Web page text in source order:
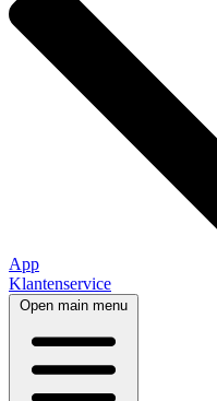
App
Klantenservice
Open main menu